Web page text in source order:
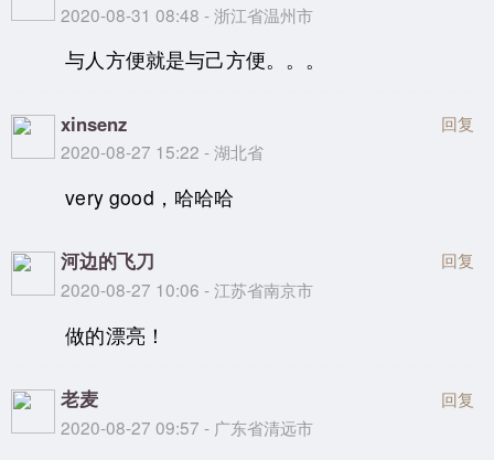
2020-08-31 08:48 - 浙江省温州市
与人方便就是与己方便。。。
xinsenz
2020-08-27 15:22 - 湖北省
回复
very good，哈哈哈
河边的飞刀
2020-08-27 10:06 - 江苏省南京市
回复
做的漂亮！
老麦
2020-08-27 09:57 - 广东省清远市
回复